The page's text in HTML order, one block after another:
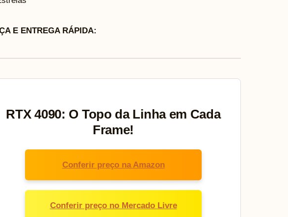
E ENTREGA RÁPIDA:
RTX 4090: O Topo da Linha em Cada
Frame!
Conferir preço na Amazon
Conferir preço no Mercado Livre